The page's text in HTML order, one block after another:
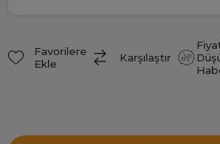
Favorilere
Ekle
Karşılaştır